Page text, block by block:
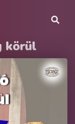
körül